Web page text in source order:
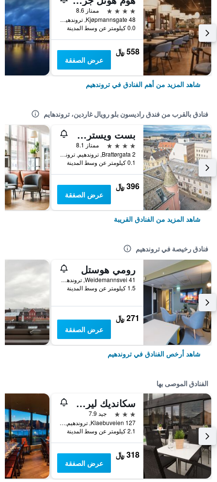
4 نجوم
ممتاز 8.6
Kjøpmannsgate 48, تروندهيم, ترونديلاغ, النرويج
0.0 كيلومتر عن وسط المدينة
558 ﷼
عرض الصفقة
شاهد المزيد من أهم الفنادق في تروندهيم
فنادق بالقرب من فندق راديسون بلو رويال غاردين، تروندهايم
بست ويسترن بلس هوتل باكيري
4 نجوم
ممتاز 8.1
Brattørgata 2, تروندهيم, ترونديلاغ, النرويج
0.1 كيلومتر عن وسط المدينة
396 ﷼
عرض الصفقة
شاهد المزيد من الفنادق القريبة
فنادق رخيصة في تروندهيم
رومي هوستل
Weidemannsvei 41, تروندهيم, ترونديلاغ, النرويج
1.5 كيلومتر عن وسط المدينة
271 ﷼
عرض الصفقة
شاهد أرخص الفنادق في تروندهيم
الفنادق الموصى بها
سكانديك ليركندال
3 نجوم
جيد 7.9
Klaebuveien 127, تروندهيم, ترونديلاغ, النرويج
2.1 كيلومتر عن وسط المدينة
318 ﷼
عرض الصفقة